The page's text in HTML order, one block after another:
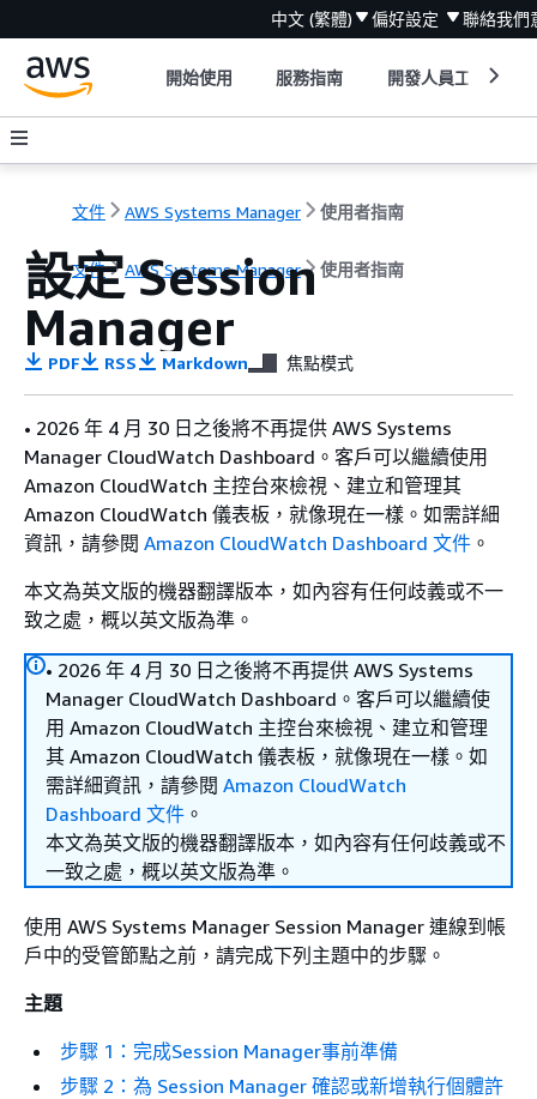
中文 (繁體) 偏好設定 聯絡我們
開始使用 服務指南 開發人員工具
文件 AWS Systems Manager 使用者指南
文件 AWS Systems Manager 使用者指南
設定 Session
Manager
PDF RSS Markdown 焦點模式
• 2026 年 4 月 30 日之後將不再提供 AWS Systems
Manager CloudWatch Dashboard。客戶可以繼續使用
Amazon CloudWatch 主控台來檢視、建立和管理其
Amazon CloudWatch 儀表板，就像現在一樣。如需詳細
資訊，請參閱 Amazon CloudWatch Dashboard 文件 。
本文為英文版的機器翻譯版本，如內容有任何歧義或不一
致之處，概以英文版為準。
• 2026 年 4 月 30 日之後將不再提供 AWS Systems
Manager CloudWatch Dashboard。客戶可以繼續使
用 Amazon CloudWatch 主控台來檢視、建立和管理
其 Amazon CloudWatch 儀表板，就像現在一樣。如
需詳細資訊，請參閱 Amazon CloudWatch
Dashboard 文件 。
本文為英文版的機器翻譯版本，如內容有任何歧義或不
一致之處，概以英文版為準。
使用 AWS Systems Manager Session Manager 連線到帳
戶中的受管節點之前，請完成下列主題中的步驟。
主題
步驟 1：完成Session Manager事前準備
步驟 2：為 Session Manager 確認或新增執行個體許